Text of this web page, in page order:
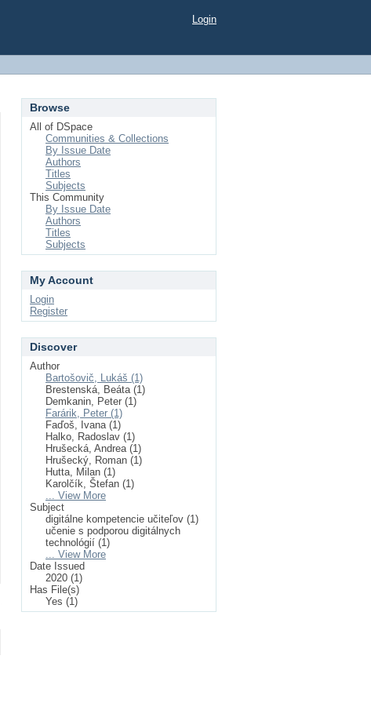
Login
Browse
All of DSpace
Communities & Collections
By Issue Date
Authors
Titles
Subjects
This Community
By Issue Date
Authors
Titles
Subjects
My Account
Login
Register
Discover
Author
Bartošovič, Lukáš (1)
Brestenská, Beáta (1)
Demkanin, Peter (1)
Farárik, Peter (1)
Faďoš, Ivana (1)
Halko, Radoslav (1)
Hrušecká, Andrea (1)
Hrušecký, Roman (1)
Hutta, Milan (1)
Karolčík, Štefan (1)
... View More
Subject
digitálne kompetencie učiteľov (1)
učenie s podporou digitálnych
technológií (1)
... View More
Date Issued
2020 (1)
Has File(s)
Yes (1)